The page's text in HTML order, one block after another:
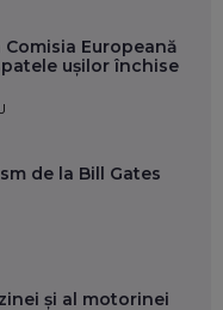
Europeană
ușilor închise
de la Bill Gates
și al motorinei